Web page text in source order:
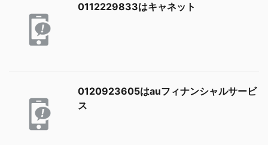
0112229833はキャネット
0120923605はauフィナンシャルサービ
ス